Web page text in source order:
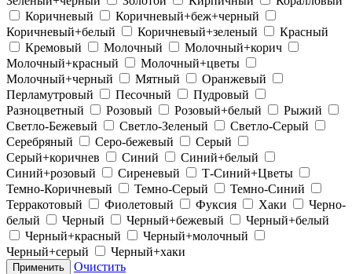
Коричневый
Коричневый+беж+черный
Коричневый+белый
Коричневый+зеленый
Красный
Кремовый
Молочный
Молочный+корич
Молочный+красный
Молочный+цветы
Молочный+черный
Мятный
Оранжевый
Перламутровый
Песочный
Пудровый
Разноцветный
Розовый Розовый+белый
Рыжий
Светло-Бежевый
Светло-Зеленый
Светло-Серый
Серебряный
Серо-бежевый
Серый
Серый+коричнев
Синий
Синий+белый
Синий+розовый
Сиреневый
Т-Синий+Цветы
Темно-Коричневый
Темно-Серый
Темно-Синий
Терракотовый
Фиолетовый Фуксия Хаки
Черно-
белый
Черный Черный+бежевый
Черный+белый
Черный+красный
Черный+молочный
Черный+серый
Черный+хаки
Применить
Очистить